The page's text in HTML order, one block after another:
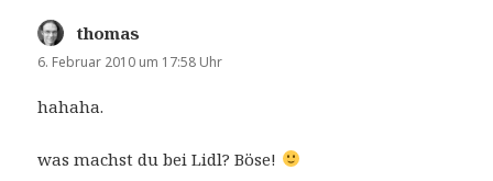
thomas
6. Februar 2010 um 17:58 Uhr
hahaha.
was machst du bei Lidl? Böse!